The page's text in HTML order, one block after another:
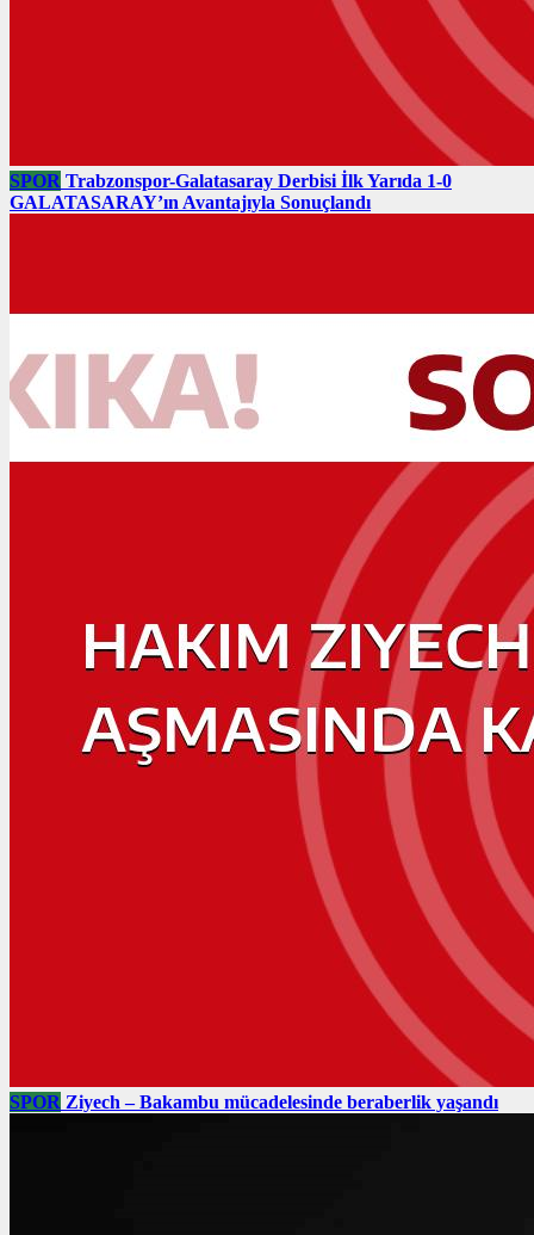
SPOR Trabzonspor-Galatasaray Derbisi İlk Yarıda 1-0
GALATASARAY’ın Avantajıyla Sonuçlandı
SPOR Ziyech – Bakambu mücadelesinde beraberlik yaşandı